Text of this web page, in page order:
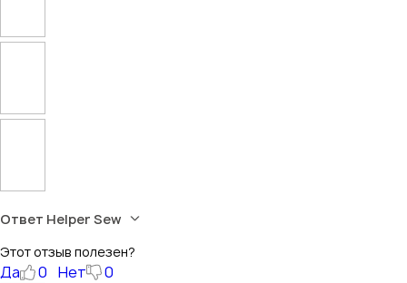
Ответ Helper Sew
Этот отзыв полезен?
Да 0 Нет 0